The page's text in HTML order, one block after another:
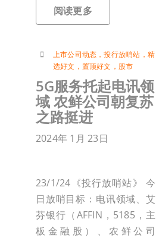
阅读更多
上市公司动态 ，投行放哨站 ， 精
选好文 ， 置顶好文 ， 股市
5G服务托起电讯领
域 农鲜公司朝复苏
之路挺进
2024年 1月 23日
23/1/24《投行放哨站》 今
日放哨目标：电讯领域、艾
芬银行（AFFIN，5185，主
板金融股）、农鲜公司